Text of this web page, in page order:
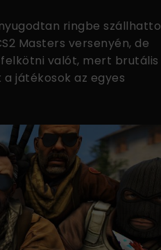
ringbe
Masters versenyén, de
valót, mert brutális
játékosok az egyes